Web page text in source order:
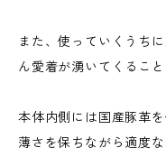
また、使っていくうち
ん愛着が湧いてくること
本体内側には国産豚革を
薄さを保ちながら適度